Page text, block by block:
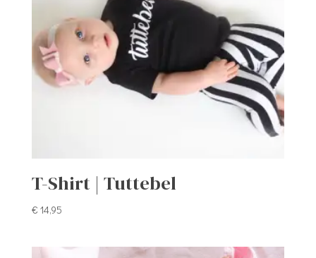
T-Shirt | Tuttebel
€ 14,95